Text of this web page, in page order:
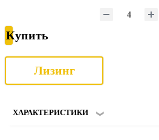
Купить
Лизинг
ХАРАКТЕРИСТИКИ